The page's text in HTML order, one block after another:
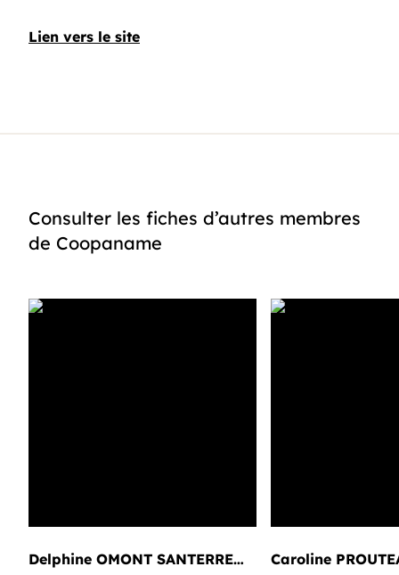
Lien vers le site
Consulter les fiches d’autres membres
de Coopaname
Delphine OMONT SANTERRE
Caroline